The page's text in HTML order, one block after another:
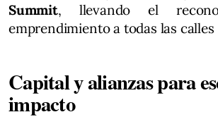
Summit, llevando el
emprendimiento a todas las calles
Capital y alianzas para
impacto